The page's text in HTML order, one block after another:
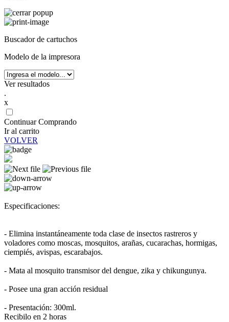
Buscador de cartuchos
Modelo de la impresora
Ver resultados
.
x
Continuar Comprando
Ir al carrito
VOLVER
Especificaciones:
- Elimina instantáneamente toda clase de insectos rastreros y
voladores como moscas, mosquitos, arañas, cucarachas, hormigas,
ciempiés, avispas, escarabajos.
- Mata al mosquito transmisor del dengue, zika y chikungunya.
- Posee una gran acción residual
- Presentación: 300ml.
Recibilo en 2 horas